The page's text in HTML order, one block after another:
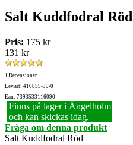
Salt Kuddfodral Röd
Pris: 175 kr
131 kr
1 Recensioner
Lev.art: 410835-35-0
Ean: 7393533116090
Finns på lager i Ängelholm
och kan skickas idag.
Fråga om denna produkt
Salt Kuddfodral Röd